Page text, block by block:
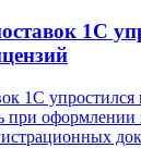
1С
1С упростился
при оформлении